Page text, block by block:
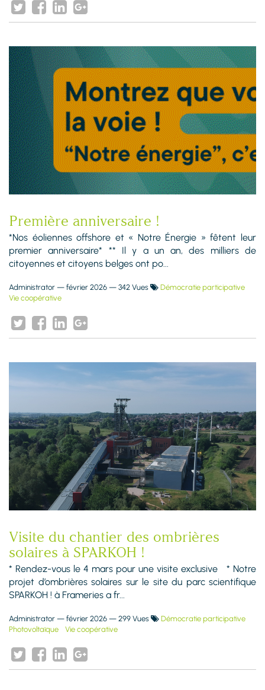
Première anniversaire !
*Nos éoliennes offshore et « Notre Énergie » fêtent leur
premier anniversaire* ** Il y a un an, des milliers de
citoyennes et citoyens belges ont po...
Administrator — février 2026 — 342 Vues
Démocratie participative
Vie coopérative
Visite du chantier des ombrières
solaires à SPARKOH !
* Rendez-vous le 4 mars pour une visite exclusive * Notre
projet d’ombrières solaires sur le site du parc scientifique
SPARKOH ! à Frameries a fr...
Administrator — février 2026 — 299 Vues
Démocratie participative
Photovoltaïque
Vie coopérative